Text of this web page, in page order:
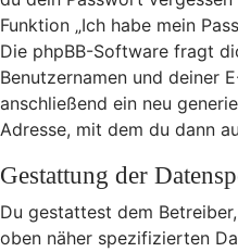
Funktion „Ich habe mein
Die phpBB-Software fragt
Benutzernamen und deiner
anschließend ein neu
Adresse, mit dem du dann
Gestattung der
Du gestattest dem
oben näher spezifizierten